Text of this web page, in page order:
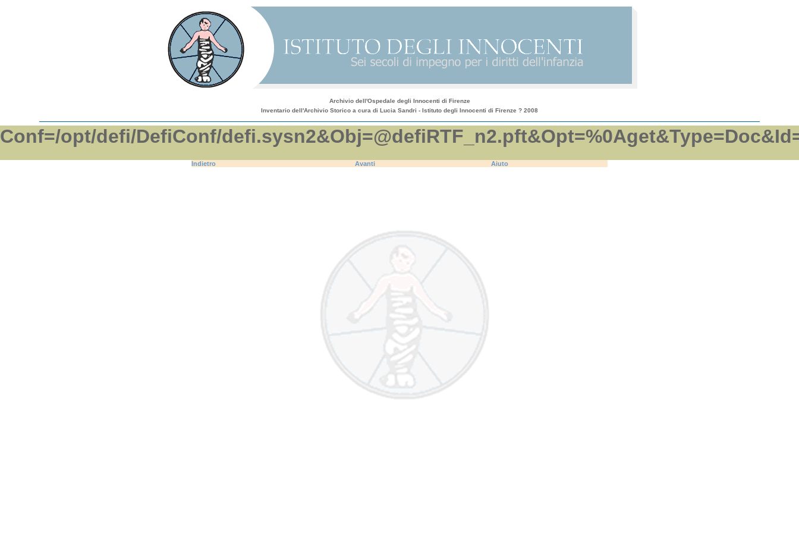
Archivio dell'Ospedale degli Innocenti di Firenze
Inventario dell'Archivio Storico a cura di Lucia Sandri - Istituto degli Innocenti di Firenze ? 2008
Conf=/opt/defi/DefiConf/
Indietro Avanti Aiuto